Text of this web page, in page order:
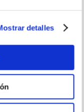
detalles
2